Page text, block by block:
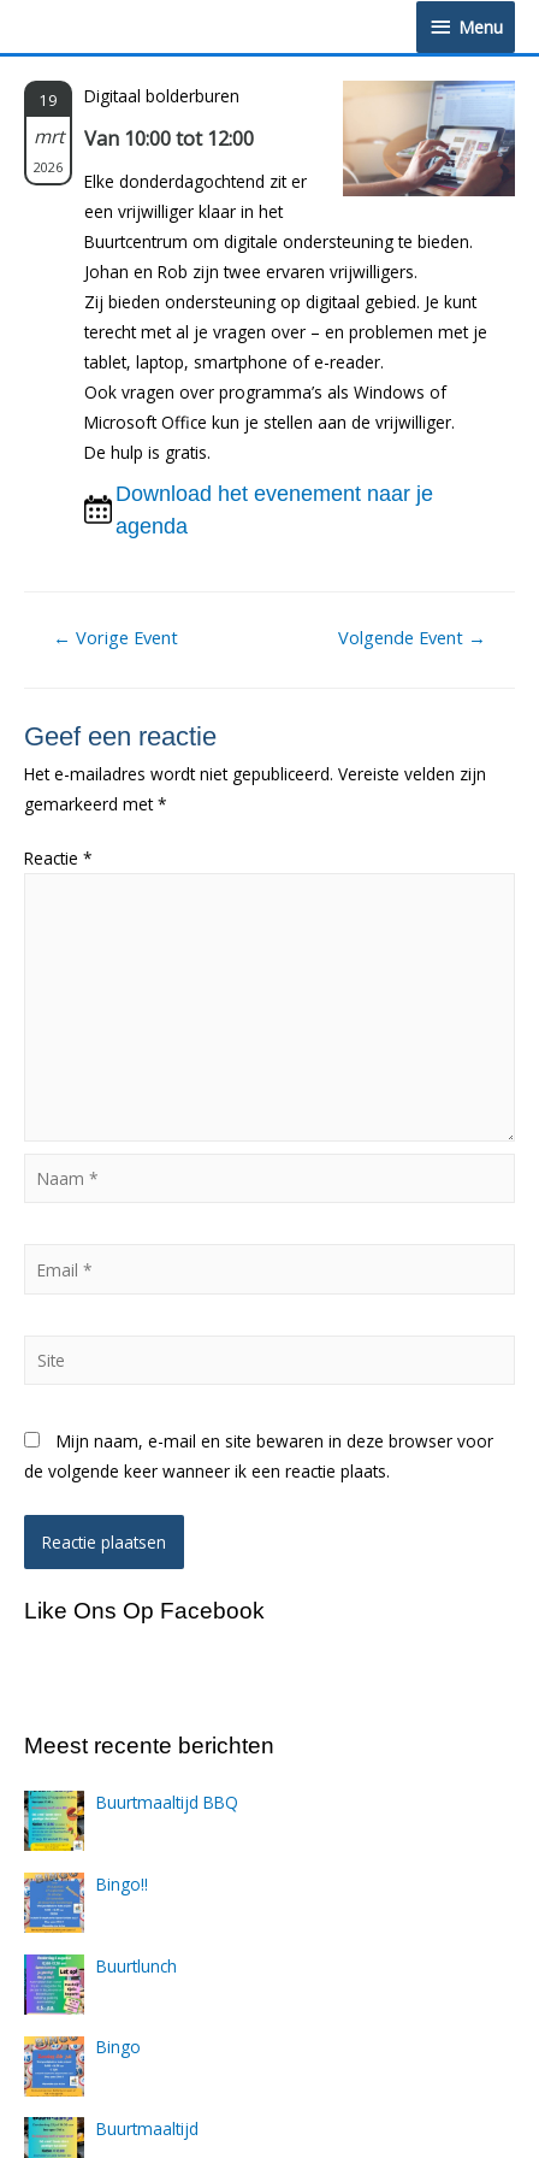
Menu
Menu
19
mrt
2026
Digitaal bolderburen
Van 10:00 tot 12:00
Elke donderdagochtend zit er
een vrijwilliger klaar in het
Buurtcentrum om digitale ondersteuning te bieden.
Johan en Rob zijn twee ervaren vrijwilligers.
Zij bieden ondersteuning op digitaal gebied. Je kunt
terecht met al je vragen over – en problemen met je
tablet, laptop, smartphone of e-reader.
Ook vragen over programma’s als Windows of
Microsoft Office kun je stellen aan de vrijwilliger.
De hulp is gratis.
Download het evenement naar je
agenda
Berichtnavigatie
← Vorige Event Volgende Event →
Geef een reactie
Het e-mailadres wordt niet gepubliceerd. Vereiste velden zijn
gemarkeerd met*
Reactie *
Naam
Mijn naam, e-mail en site bewaren in deze browser voor
de volgende keer wanneer ik een reactie plaats.
Like Ons Op Facebook
Meest recente berichten
Buurtmaaltijd BBQ
Bingo!!
Buurtlunch
Bingo
Buurtmaaltijd